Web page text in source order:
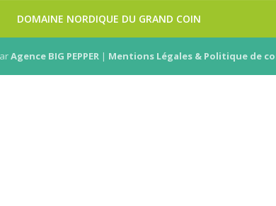
DOMAINE NORDIQUE DU GRAND COIN
Agence BIG PEPPER | Mentions Légales & Politique de